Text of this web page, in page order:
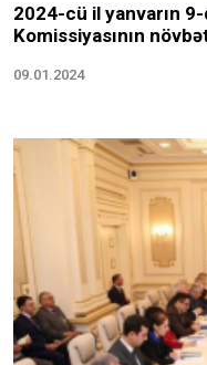
2024-cü il yanvarın
Komissiyasının
09.01.2024